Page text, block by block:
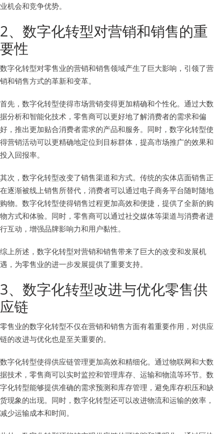
业机会和竞争优势。
2、数字化转型对营销和销售的重
要性
数字化转型对零售业的营销和销售领域产生了巨大影响，引领了营
销和销售方式的革新和变革。
首先，数字化转型使得市场营销变得更加精确和个性化。通过大数
据分析和智能化技术，零售商可以更好地了解消费者的需求和偏
好，推出更加贴合消费者需求的产品和服务。同时，数字化转型使
得营销活动可以更精确地定位到目标群体，提高市场推广的效果和
投入回报率。
其次，数字化转型改变了销售渠道和方式。传统的实体店面销售正
在逐渐被线上销售所替代，消费者可以通过电子商务平台随时随地
购物。数字化转型使得销售过程更加高效和便捷，提供了全新的购
物方式和体验。同时，零售商可以通过社交媒体等渠道与消费者进
行互动，增强品牌影响力和用户黏性。
综上所述，数字化转型对营销和销售带来了巨大的改变和发展机
遇，为零售业的进一步发展提供了重要支持。
3、数字化转型改进与优化零售供
应链
零售业的数字化转型不仅在营销和销售方面有着重要作用，对供应
链的改进与优化也是至关重要的。
数字化转型使得供应链管理更加高效和精细化。通过物联网和大数
据技术，零售商可以实时监控和管理库存、运输和物流等环节。数
字化转型能够提供准确的需求预测和库存管理，避免库存积压和缺
货现象的出现。同时，数字化转型还可以改进物流和运输的效率，
减少运输成本和时间。